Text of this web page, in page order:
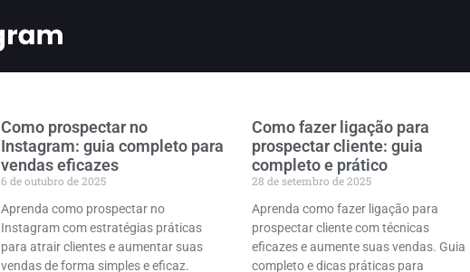
Como prospectar no
Instagram: guia completo para
vendas eficazes
6 de outubro de 2025
Aprenda como prospectar no
Instagram com estratégias práticas
para atrair clientes e aumentar suas
vendas de forma simples e eficaz.
Como fazer ligação para
prospectar cliente: guia
completo e prático
28 de setembro de 2025
Aprenda como fazer ligação para
prospectar cliente com técnicas
eficazes e aumente suas vendas. Guia
completo e dicas práticas para